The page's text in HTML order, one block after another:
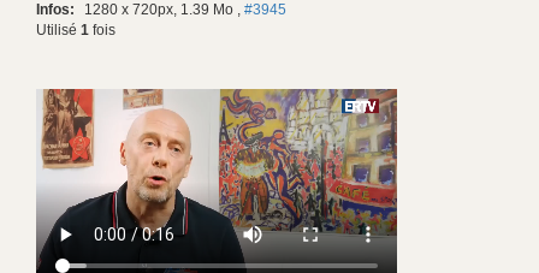
Infos: 1280 x 720px, 1.39 Mo , #3945
Utilisé 1 fois